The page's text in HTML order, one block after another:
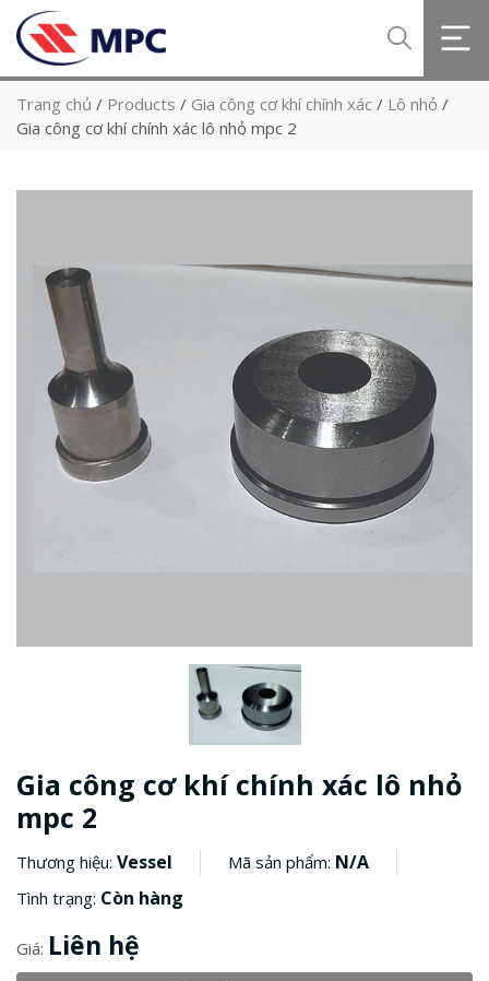
Trang chủ / Products / Gia công cơ khí chính xác / Lô nhỏ /
Gia công cơ khí chính xác lô nhỏ mpc 2
Gia công cơ khí chính xác lô nhỏ
mpc 2
Thương hiệu: Vessel Mã sản phẩm: N/A
Tình trạng: Còn hàng
Giá: Liên hệ